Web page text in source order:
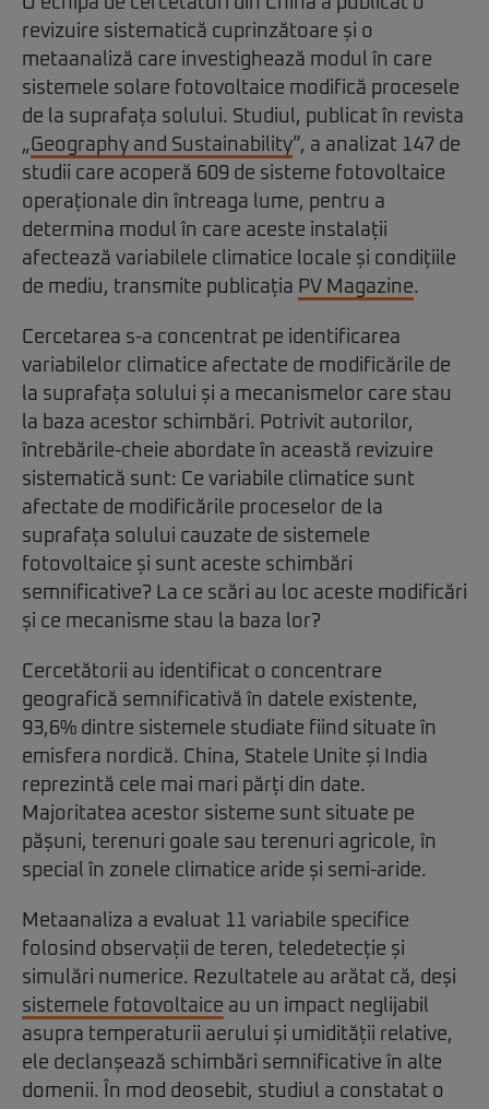
revizuire sistematică cuprinzătoare și o
metaanaliză care investighează modul în care
sistemele solare fotovoltaice modifică procesele
de la suprafața solului. Studiul, publicat în revista
„Geography and Sustainability”, a analizat 147 de
studii care acoperă 609 de sisteme fotovoltaice
operaționale din întreaga lume, pentru a
determina modul în care aceste instalații
afectează variabilele climatice locale și condițiile
de mediu, transmite publicația PV Magazine.
Cercetarea s-a concentrat pe identificarea
variabilelor climatice afectate de modificările de
la suprafața solului și a mecanismelor care stau
la baza acestor schimbări. Potrivit autorilor,
întrebările-cheie abordate în această revizuire
sistematică sunt: Ce variabile climatice sunt
afectate de modificările proceselor de la
suprafața solului cauzate de sistemele
fotovoltaice și sunt aceste schimbări
semnificative? La ce scări au loc aceste modificări
și ce mecanisme stau la baza lor?
Cercetătorii au identificat o concentrare
geografică semnificativă în datele existente,
93,6% dintre sistemele studiate fiind situate în
emisfera nordică. China, Statele Unite și India
reprezintă cele mai mari părți din date.
Majoritatea acestor sisteme sunt situate pe
pășuni, terenuri goale sau terenuri agricole, în
special în zonele climatice aride și semi-aride.
Metaanaliza a evaluat 11 variabile specifice
folosind observații de teren, teledetecție și
simulări numerice. Rezultatele au arătat că, deși
sistemele fotovoltaice au un impact neglijabil
asupra temperaturii aerului și umidității relative,
ele declanșează schimbări semnificative în alte
domenii. În mod deosebit, studiul a constatat o